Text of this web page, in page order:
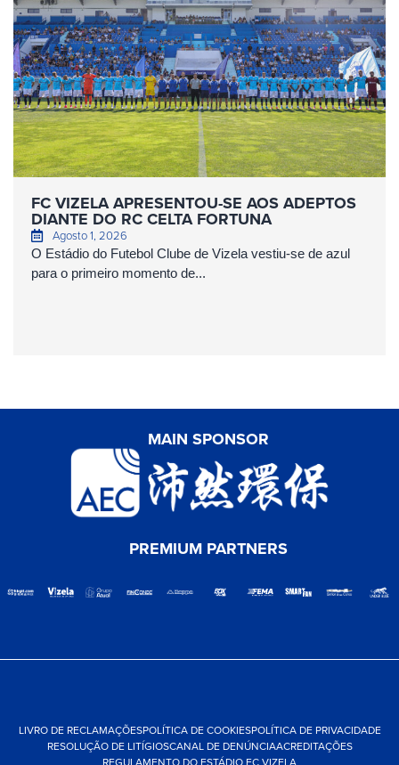
FC VIZELA APRESENTOU-SE AOS ADEPTOS
DIANTE DO RC CELTA FORTUNA
Agosto 1, 2026
O Estádio do Futebol Clube de Vizela vestiu-se de azul
para o primeiro momento de...
MAIN SPONSOR
PREMIUM PARTNERS
LIVRO DE RECLAMAÇÕESPOLÍTICA DE COOKIESPOLÍTICA DE PRIVACIDADE
RESOLUÇÃO DE LITÍGIOSCANAL DE DENÚNCIAACREDITAÇÕES